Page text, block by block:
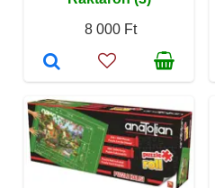
8 000 Ft